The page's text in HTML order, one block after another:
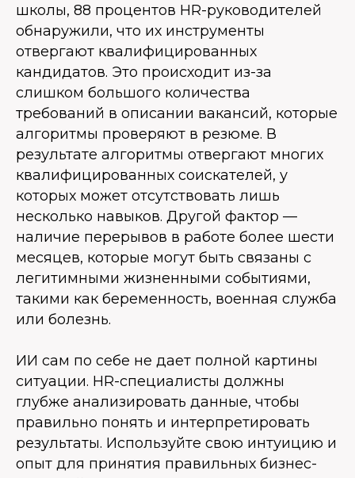
школы, 88 процентов HR-руководителей
обнаружили, что их инструменты
отвергают квалифицированных
кандидатов. Это происходит из-за
слишком большого количества
требований в описании вакансий, которые
алгоритмы проверяют в резюме. В
результате алгоритмы отвергают многих
квалифицированных соискателей, у
которых может отсутствовать лишь
несколько навыков. Другой фактор —
наличие перерывов в работе более шести
месяцев, которые могут быть связаны с
легитимными жизненными событиями,
такими как беременность, военная служба
или болезнь.
ИИ сам по себе не дает полной картины
ситуации. HR-специалисты должны
глубже анализировать данные, чтобы
правильно понять и интерпретировать
результаты. Используйте свою интуицию и
опыт для принятия правильных бизнес-